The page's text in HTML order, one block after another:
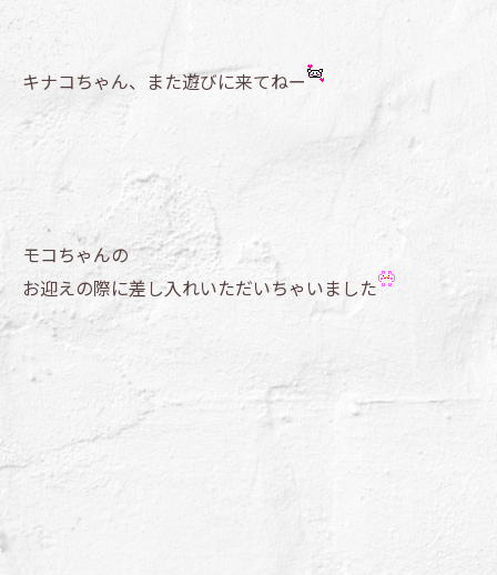
キナコちゃん、また遊びに来てねー
モコちゃんの
お迎えの際に差し入れいただいちゃいました